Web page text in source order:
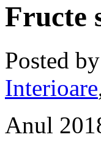
Fructe
Posted by
Interioare
Anul